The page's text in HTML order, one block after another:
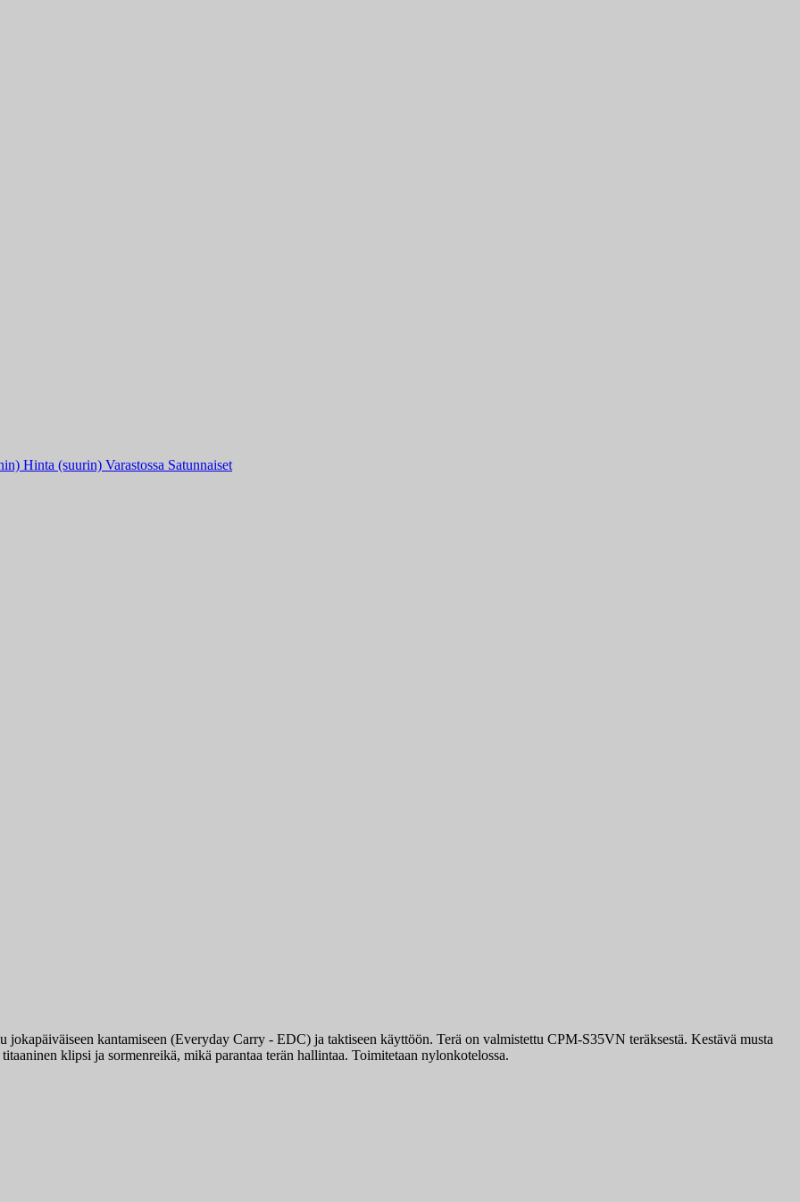
Hinta (suurin) Varastossa Satunnaiset
kantamiseen (Everyday Carry - EDC) ja taktiseen käyttöön. Terä on valmistettu CPM-S35VN teräksestä. Kestävä musta
klipsi ja sormenreikä, mikä parantaa terän hallintaa. Toimitetaan nylonkotelossa.